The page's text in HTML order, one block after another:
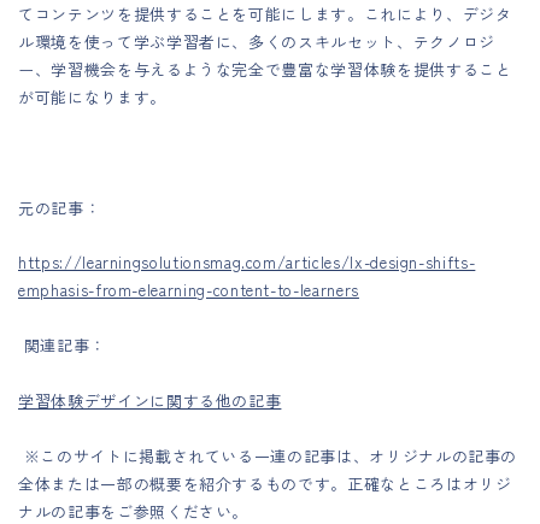
てコンテンツを提供することを可能にします。これにより、デジタ
ル環境を使って学ぶ学習者に、多くのスキルセット、テクノロジ
ー、学習機会を与えるような完全で豊富な学習体験を提供すること
が可能になります。
元の記事：
https://learningsolutionsmag.com/articles/lx-design-shifts-
emphasis-from-elearning-content-to-learners
関連記事：
学習体験デザインに関する他の記事
※このサイトに掲載されている一連の記事は、オリジナルの記事の
全体または一部の概要を紹介するものです。正確なところはオリジ
ナルの記事をご参照ください。